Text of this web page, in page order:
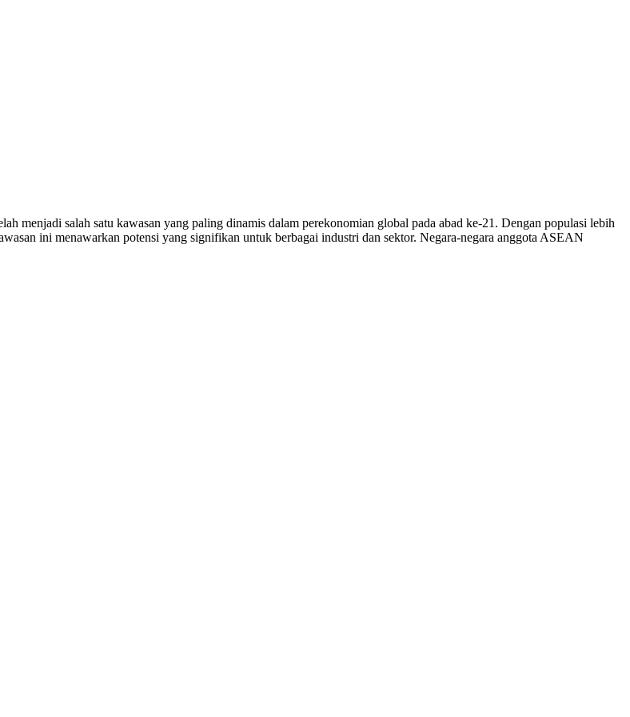
menjadi salah satu kawasan yang paling dinamis dalam perekonomian global pada abad ke-21. Dengan populasi lebih
ini menawarkan potensi yang signifikan untuk berbagai industri dan sektor. Negara-negara anggota ASEAN